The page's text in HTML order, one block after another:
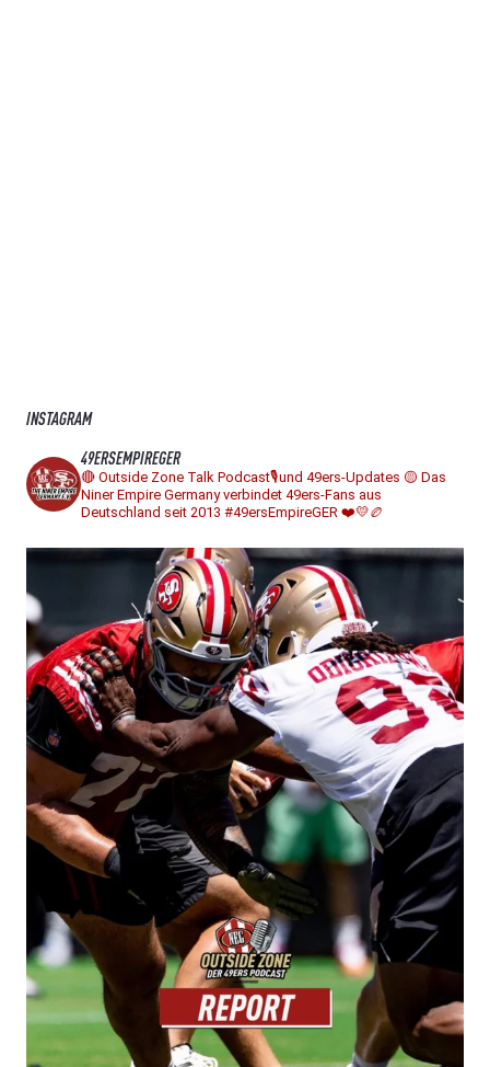
INSTAGRAM
49ERSEMPIREGER
🔴 Outside Zone Talk Podcast🎙️und 49ers-Updates 🟡 Das
Niner Empire Germany verbindet 49ers-Fans aus
Deutschland seit 2013 #49ersEmpireGER ❤️💛🏉